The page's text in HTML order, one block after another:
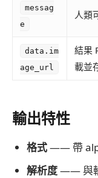
messag
e
人類
data.im
age_url
結果
載並
輸出特性
格式—— 帶
解析度—— 與